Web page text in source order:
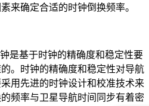
来确定合适的时钟倒换频率。
基于时钟的精确度和稳定性要
。时钟的精确度和稳定性对导航
用先进的时钟设计和校准技术来
频率与卫星导航时间同步有着密